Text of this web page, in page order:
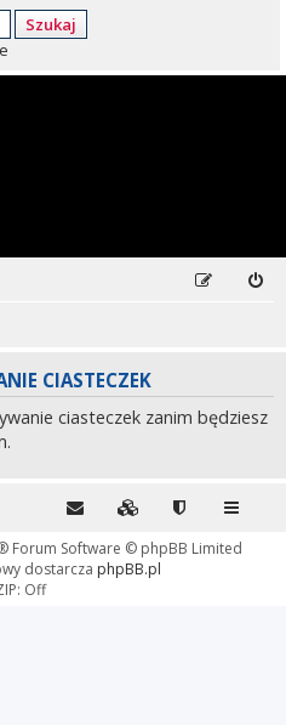
Szukaj
CIASTECZEK
ciasteczek zanim będziesz
Forum Software © phpBB Limited
dostarcza phpBB.pl
Off